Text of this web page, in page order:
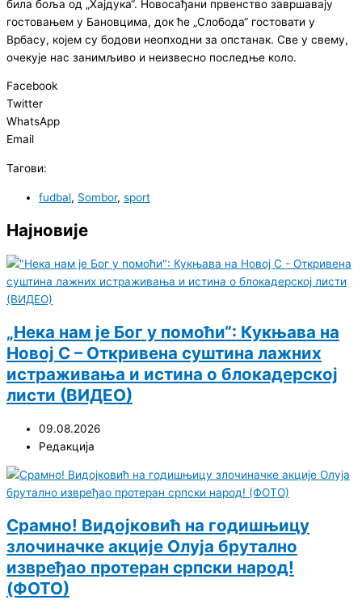
била боља од „Хајдука“. Новосађани првенство завршавају
гостовањем у Бановцима, док ће „Слобода“ гостовати у
Врбасу, којем су бодови неопходни за опстанак. Све у свему,
очекује нас занимљиво и неизвесно последње коло.
Facebook
Twitter
WhatsApp
Email
Тагови:
fudbal, Sombor, sport
Најновије
„Нека нам је Бог у помоћи“: Кукњава на
Новој С – Откривена суштина лажних
истраживања и истина о блокадерској
листи (ВИДЕО)
09.08.2026
Редакција
Срамно! Видојковић на годишњицу
злочиначке акције Олуја брутално
извређао протеран српски народ!
(ФОТО)